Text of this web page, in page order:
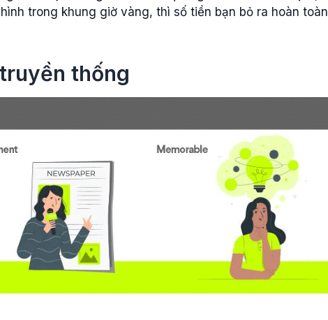
trong khung giờ vàng, thì số tiền bạn bỏ ra hoàn toàn
thống